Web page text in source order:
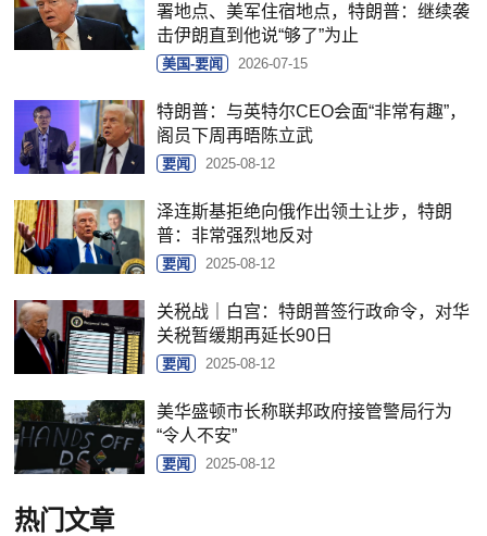
署地点、美军住宿地点，特朗普：继续袭
击伊朗直到他说“够了”为止
美国-要闻 2026-07-15
特朗普：与英特尔CEO会面“非常有趣”，
阁员下周再晤陈立武
要闻 2025-08-12
泽连斯基拒绝向俄作出领土让步，特朗
普：非常强烈地反对
要闻 2025-08-12
关税战｜白宫：特朗普签行政命令，对华
关税暂缓期再延长90日
要闻 2025-08-12
美华盛顿市长称联邦政府接管警局行为
“令人不安”
要闻 2025-08-12
热门文章